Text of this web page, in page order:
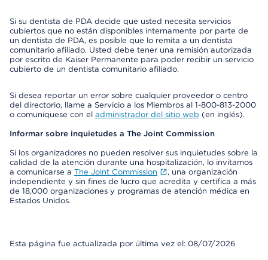
Si su dentista de PDA decide que usted necesita servicios
cubiertos que no están disponibles internamente por parte de
un dentista de PDA, es posible que lo remita a un dentista
comunitario afiliado. Usted debe tener una remisión autorizada
por escrito de Kaiser Permanente para poder recibir un servicio
cubierto de un dentista comunitario afiliado.
Si desea reportar un error sobre cualquier proveedor o centro
del directorio, llame a Servicio a los Miembros al 1-800-813-2000
o comuníquese con el administrador del sitio web (en inglés).
Informar sobre inquietudes a The Joint Commission
Si los organizadores no pueden resolver sus inquietudes sobre la
calidad de la atención durante una hospitalización, lo invitamos
a comunicarse a The Joint Commission
, una organización
independiente y sin fines de lucro que acredita y certifica a más
de 18,000 organizaciones y programas de atención médica en
Estados Unidos.
Esta página fue actualizada por última vez el: 08/07/2026